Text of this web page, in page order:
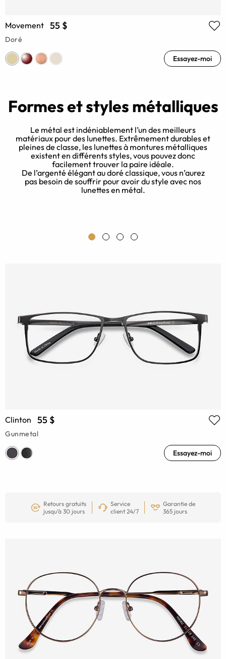
Movement 55 $
Doré
Essayez-moi
Formes et styles métalliques
Le métal est indéniablement l’un des meilleurs
matériaux pour des lunettes. Extrêmement durables et
pleines de classe, les lunettes à montures métalliques
existent en différents styles, vous pouvez donc
facilement trouver la paire idéale.
De l’argenté élégant au doré classique, vous n’aurez
pas besoin de souffrir pour avoir du style avec nos
lunettes en métal.
Clinton 55 $
Gunmetal
Essayez-moi
Retours gratuits
jusqu’à 30 jours
Service
client 24/7
Garantie de
365 jours